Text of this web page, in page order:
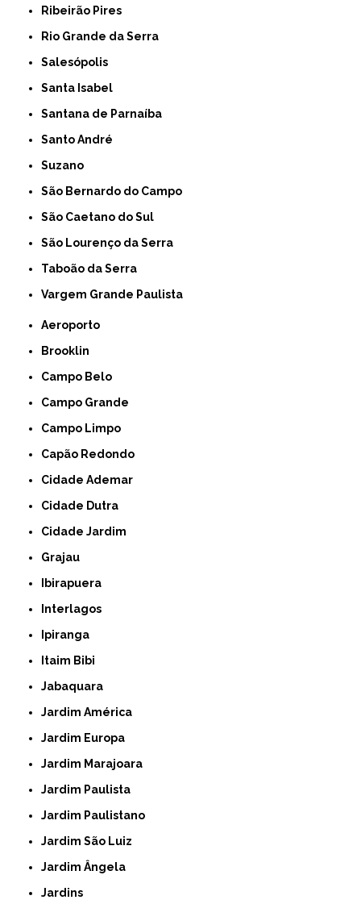
Ribeirão Pires
Rio Grande da Serra
Salesópolis
Santa Isabel
Santana de Parnaíba
Santo André
Suzano
São Bernardo do Campo
São Caetano do Sul
São Lourenço da Serra
Taboão da Serra
Vargem Grande Paulista
Aeroporto
Brooklin
Campo Belo
Campo Grande
Campo Limpo
Capão Redondo
Cidade Ademar
Cidade Dutra
Cidade Jardim
Grajau
Ibirapuera
Interlagos
Ipiranga
Itaim Bibi
Jabaquara
Jardim América
Jardim Europa
Jardim Marajoara
Jardim Paulista
Jardim Paulistano
Jardim São Luiz
Jardim Ângela
Jardins